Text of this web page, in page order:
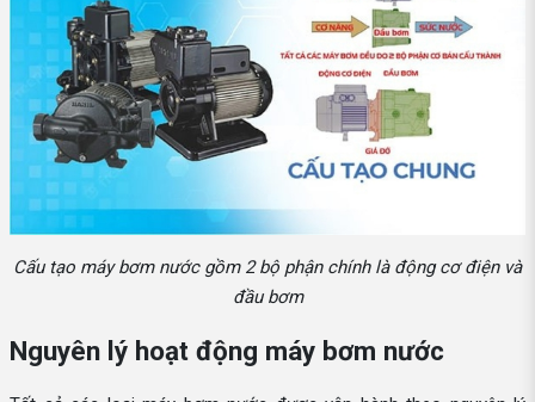
Cấu tạo máy bơm nước gồm 2 bộ phận chính là động cơ điện và
đầu bơm
Nguyên lý hoạt động máy bơm nước